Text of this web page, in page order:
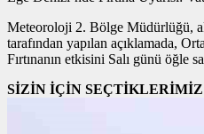
Meteoroloji 2. Bölge Müdürlüğü,
tarafından yapılan açıklamada,
Fırtınanın etkisini Salı günü öğle
SİZİN İÇİN SEÇTİKLERİMİZ